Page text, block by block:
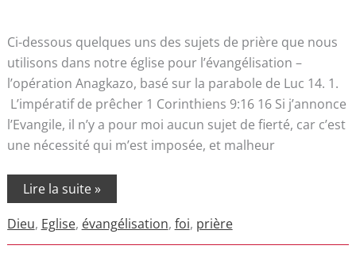
Ci-dessous quelques uns des sujets de prière que nous
utilisons dans notre église pour l’évangélisation –
l’opération Anagkazo, basé sur la parabole de Luc 14. 1.
L’impératif de prêcher 1 Corinthiens 9:16 16 Si j’annonce
l’Evangile, il n’y a pour moi aucun sujet de fierté, car c’est
une nécessité qui m’est imposée, et malheur
Lire la suite »
Dieu, Eglise, évangélisation, foi, prière